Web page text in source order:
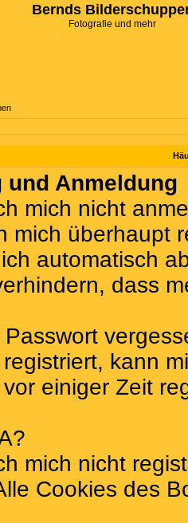
Bernds
Fotografie und mehr
Anmeldung
mich nicht
mich überhaupt
automatisch
dass
kann
einiger Zeit
mich nicht
Cookies des